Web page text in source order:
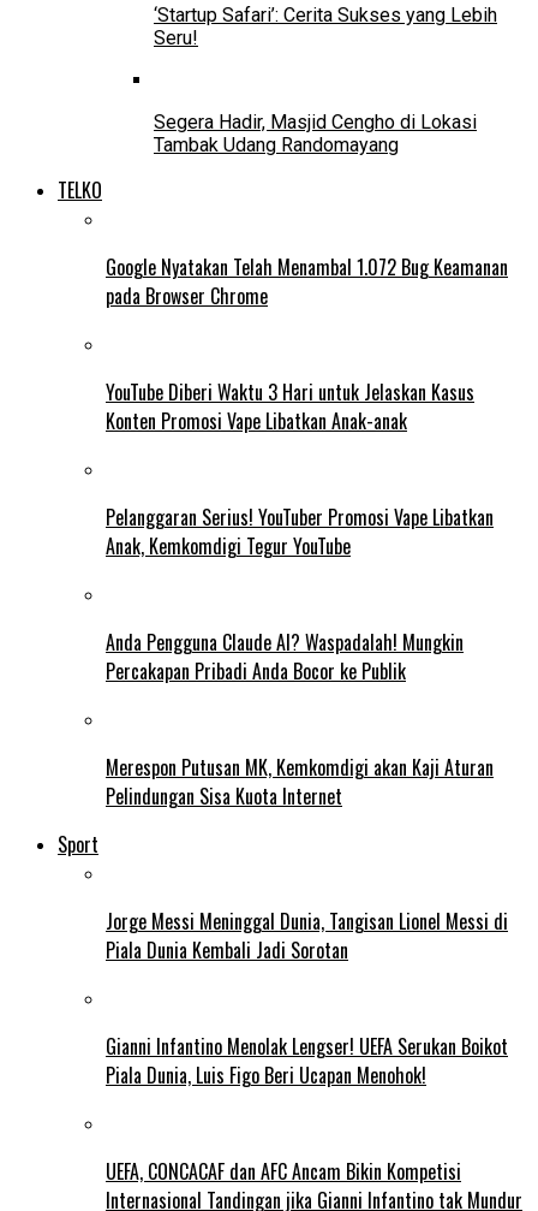
‘Startup Safari’: Cerita Sukses yang Lebih
Seru!
Segera Hadir, Masjid Cengho di Lokasi
Tambak Udang Randomayang
TELKO
Google Nyatakan Telah Menambal 1.072 Bug Keamanan
pada Browser Chrome
YouTube Diberi Waktu 3 Hari untuk Jelaskan Kasus
Konten Promosi Vape Libatkan Anak-anak
Pelanggaran Serius! YouTuber Promosi Vape Libatkan
Anak, Kemkomdigi Tegur YouTube
Anda Pengguna Claude AI? Waspadalah! Mungkin
Percakapan Pribadi Anda Bocor ke Publik
Merespon Putusan MK, Kemkomdigi akan Kaji Aturan
Pelindungan Sisa Kuota Internet
Sport
Jorge Messi Meninggal Dunia, Tangisan Lionel Messi di
Piala Dunia Kembali Jadi Sorotan
Gianni Infantino Menolak Lengser! UEFA Serukan Boikot
Piala Dunia, Luis Figo Beri Ucapan Menohok!
UEFA, CONCACAF dan AFC Ancam Bikin Kompetisi
Internasional Tandingan jika Gianni Infantino tak Mundur